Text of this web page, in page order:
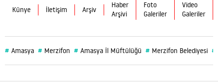
Künye İletişim Arşiv
Haber
Arşivi
Foto
Galeriler
Video
Galeriler
# Amasya # Merzifon # Amasya İl Müftülüğü # Merzifon Belediyesi #